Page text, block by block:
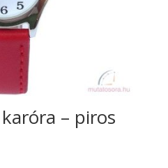
– piros